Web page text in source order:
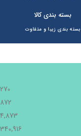
بسته بندی کالا
بسته بندی زیبا و متفاوت
270
872
4,873
340,916